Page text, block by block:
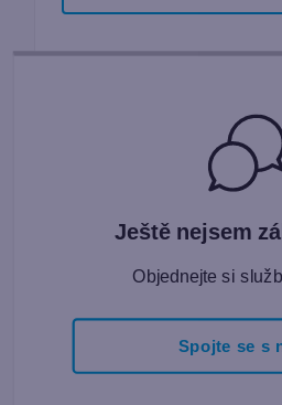
Ještě nejsem
Objednejte si
Spojte se s